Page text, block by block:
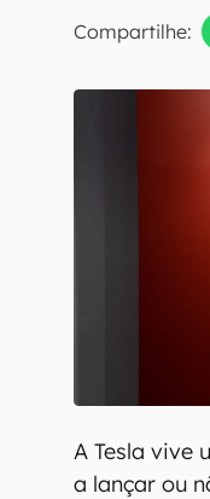
Compartilhe:
A Tesla vive
a lançar ou